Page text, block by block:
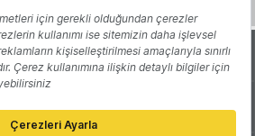
Yazarlar
Reklam